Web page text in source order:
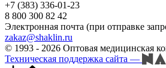
+7 (383) 336-01-23
8 800 300 82 42
Электронная почта (при отправке
zakaz@shaklin.ru
© 1993 - 2026 Оптовая медицинская
Техническая поддержка сайта —